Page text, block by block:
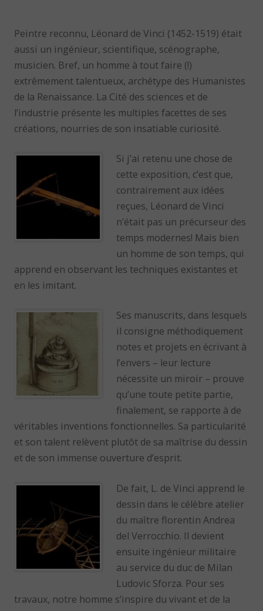
Peintre reconnu, Léonard de Vinci (1452-1519) était
aussi un ingénieur, scientifique, scénographe,
musicien. Bref, un homme à tout faire (!)
extrêmement talentueux, archétype des Humanistes
de la Renaissance. La Cité des sciences et de
l’industrie présente les multiples facettes de ses
créations, nourries de son insatiable curiosité.
Si j’ai retenu une chose de
cette exposition, c’est que,
contrairement aux idées
reçues, Léonard de Vinci
n’était pas un précurseur des
temps modernes! Mais bien
un homme de son temps, qui
apprend en observant les techniques existantes et
en les imitant.
Ses manuscrits, dans lesquels
il consigne méthodiquement
notes et projets en écrivant à
l’envers – leur lecture
nécessite un miroir – prouve
qu’une toute petite partie,
finalement, se rapporte à de
véritables inventions fonctionnelles. Sa particularité
et son talent relèvent plutôt de sa maîtrise du dessin
et de son immense ouverture d’esprit.
De fait, L. de Vinci apprend le
dessin dans le célèbre atelier
du maître florentin Andrea
del Verrocchio. Il devient
ensuite ingénieur militaire
au service du duc de Milan
Ludovic Sforza. Pour ses
travaux, notre homme s’inspire du vivant et de la